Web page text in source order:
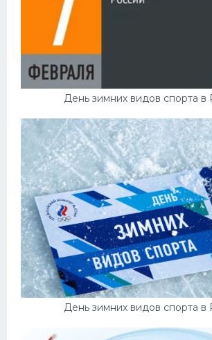
День зимних видов спорта в
День зимних видов спорта в